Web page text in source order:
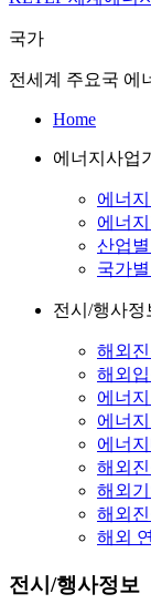
국가
전세계 주요국 에
Home
에너지사업
에너
에너
산업
국가
전시/행사정
해외
해외
에너
에너
에너
해외
해외
해외
해외
전시/행사정보